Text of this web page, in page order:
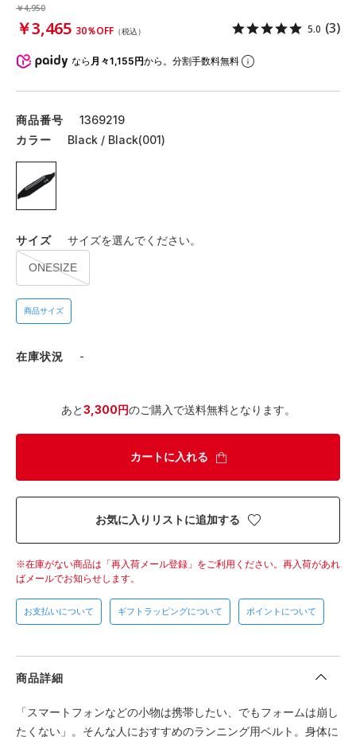
￥4,950
￥3,465 30％OFF （税込） 5.0 (3)
なら 月々1,155円から。分割手数料無料
商品番号
1369219
カラー
Black / Black(001)
サイズ サイズを選んでください。
ONESIZE
商品サイズ
在庫状況 -
あと3,300円のご購入で送料無料となります。
カートに入れる
お気に入りリストに追加する
在庫がない商品は「再入荷メール登録」をご利用ください。 再入荷があれ
ばメールでお知らせします。
お支払いについて ギフトラッピングについて ポイントについて
商品詳細
「スマートフォンなどの小物は携帯したい、でもフォームは崩し
たくない」。そんな人におすすめのランニング用ベルト。身体に